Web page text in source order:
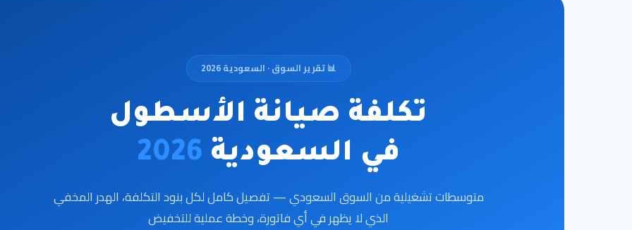
📊 تقرير السوق · السعودية 2026
تكلفة صيانة الأسطول
في السعودية 2026
متوسطات تشغيلية من السوق السعودي — تفصيل كامل لكل بنود التكلفة، الهدر المخفي
الذي لا يظهر في أي فاتورة، وخطة عملية للتخفيض